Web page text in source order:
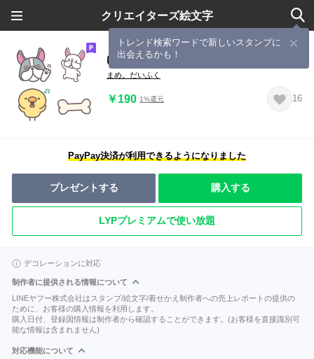
クリエイターズ絵文字
トレンド検索ワードで新しいスタンプに
出会えるかも！
ゆるゆるフレブルの絵文字
まめ。だいふく
￥190 1%還元 16
PayPay決済が利用できるようになりました
プレゼントする 購入する
LYPプレミアムで使い放題
デコレーションに対応
制作者に提供される情報について
LINEヤフー株式会社はスタンプ/絵文字/着せかえ制作者への売上レポートの提供の
ために、お客様の購入情報を利用します。
購入日付、登録国情報は制作者から確認することができます。(お客様を直接識別可
能な情報は含まれません)
対応機能について